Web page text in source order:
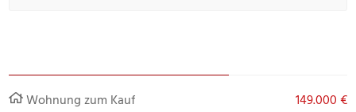
Wohnung zum Kauf 149.000 €